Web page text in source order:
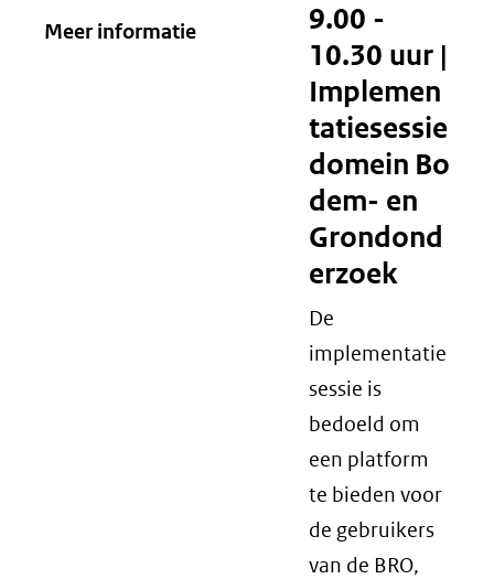
Meer informatie
9.00 -
10.30 uur |
Implemen
tatiesessie
domein Bo
dem- en
Grondond
erzoek
De
implementatie
sessie is
bedoeld om
een platform
te bieden voor
de gebruikers
van de BRO,